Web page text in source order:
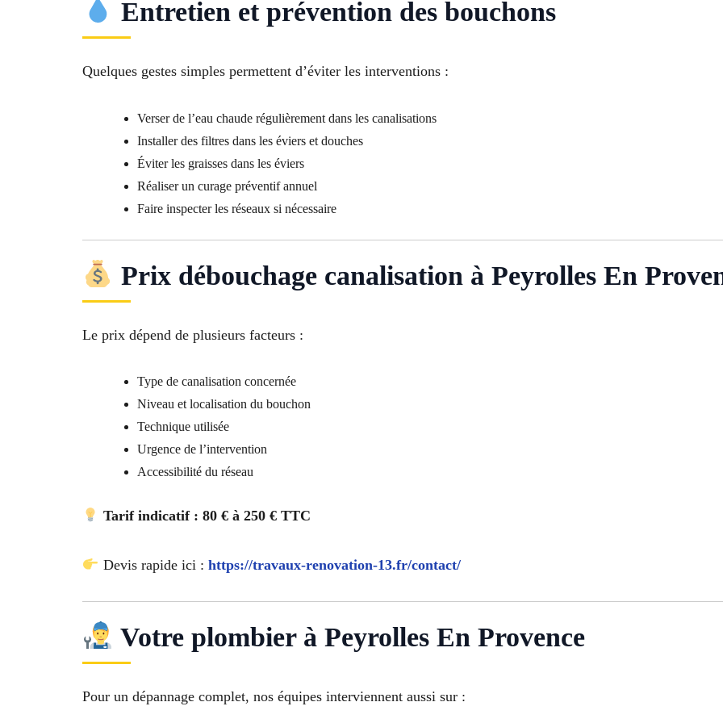
Entretien et prévention des bouchons
Quelques gestes simples permettent d’éviter les interventions :
Verser de l’eau chaude régulièrement dans les canalisations
Installer des filtres dans les éviers et douches
Éviter les graisses dans les éviers
Réaliser un curage préventif annuel
Faire inspecter les réseaux si nécessaire
Prix débouchage canalisation à Peyrolles En
Le prix dépend de plusieurs facteurs :
Type de canalisation concernée
Niveau et localisation du bouchon
Technique utilisée
Urgence de l’intervention
Accessibilité du réseau
Tarif indicatif : 80 € à 250 € TTC
Devis rapide ici : https://travaux-renovation-13.fr/contact/
Votre plombier à Peyrolles En Provence
Pour un dépannage complet, nos équipes interviennent aussi sur :